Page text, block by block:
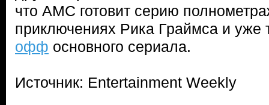
что AMC готовит серию
приключениях Рика Граймса и уже
офф основного сериала.
Источник: Entertainment Weekly